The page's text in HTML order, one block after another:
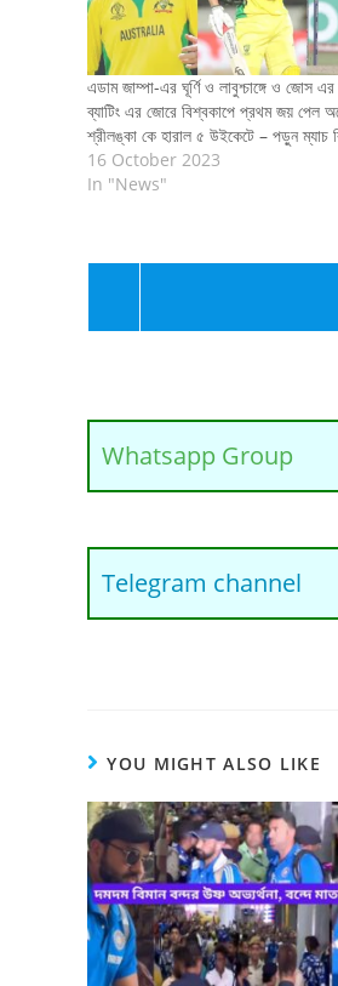
এডাম জাম্পা-এর ঘূর্ণি ও লাবুশ্চাঙ্গে ও জোস এর
ব্যাটিং এর জোরে বিশ্বকাপে প্রথম জয় পেল
শ্রীলঙ্কা কে হারাল ৫ উইকেটে – পড়ুন ম্যাচ
16 October 2023
In "News"
Whatsapp Group
Telegram channel
YOU MIGHT ALSO LIKE